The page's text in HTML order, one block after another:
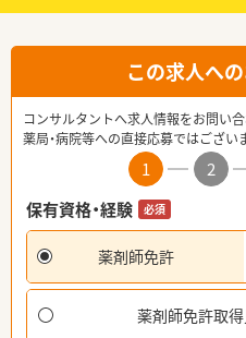
この求人へ
コンサルタントへ求人情報をお問い
薬局・病院等への直接応募ではござい
1 2
保有資格・経験
必須
薬剤師免許
薬剤師免許取得